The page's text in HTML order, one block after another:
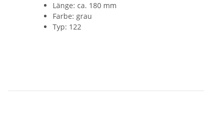
Länge: ca. 180 mm
Farbe: grau
Typ: 122